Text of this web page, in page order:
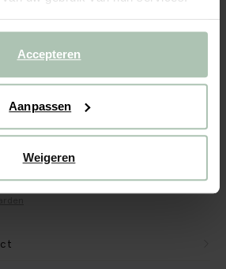
Accepteren
Aanpassen
Weigeren
we mee